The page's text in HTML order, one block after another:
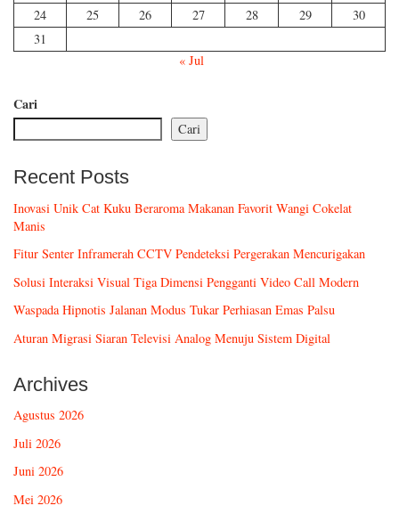
24
25 26 27 28 29
30
31
« Jul
Cari
Cari
Recent Posts
Inovasi Unik Cat Kuku Beraroma Makanan Favorit Wangi Cokelat
Manis
Fitur Senter Inframerah CCTV Pendeteksi Pergerakan Mencurigakan
Solusi Interaksi Visual Tiga Dimensi Pengganti Video Call Modern
Waspada Hipnotis Jalanan Modus Tukar Perhiasan Emas Palsu
Aturan Migrasi Siaran Televisi Analog Menuju Sistem Digital
Archives
Agustus 2026
Juli 2026
Juni 2026
Mei 2026